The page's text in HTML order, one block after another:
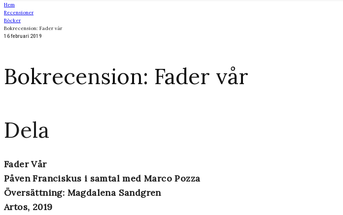
Hem
Recensioner
Böcker
Bokrecension: Fader vår
16 februari 2019
Bokrecension: Fader vår
Dela
Fader Vår
Påven Franciskus i samtal med Marco Pozza
Översättning: Magdalena Sandgren
Artos, 2019